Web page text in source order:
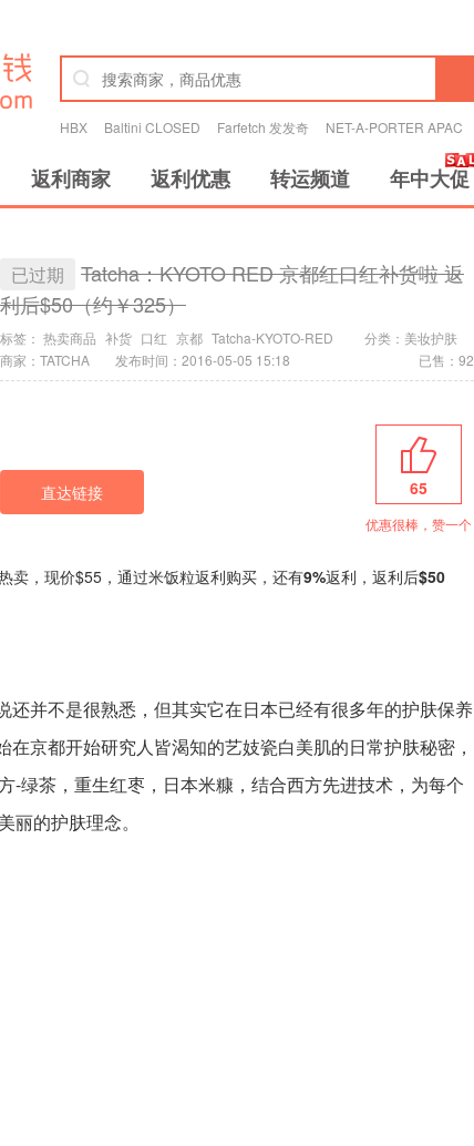
HBX Baltini CLOSED Farfetch 发发奇 NET-A-PORTER APAC
返利商家 返利优惠 转运频道 年中大促
已过期
Tatcha：KYOTO RED 京都红口红补货啦 返
利后$50（约￥325）
标签： 热卖商品 补货 口红 京都 Tatcha-KYOTO-RED 分类： 美妆护肤
已售：92
商家：TATCHA 发布时间：2016-05-05 15:18
直达链接 65
优惠很棒，赞一个
卖，现价$55，通过米饭粒返利购买，还有9%返利，返利后$50
还并不是很熟悉，但其实它在日本已经有很多年的护肤保养
在京都开始研究人皆渴知的艺妓瓷白美肌的日常护肤秘密，
-绿茶，重生红枣，日本米糠，结合西方先进技术，为每个
的护肤理念。